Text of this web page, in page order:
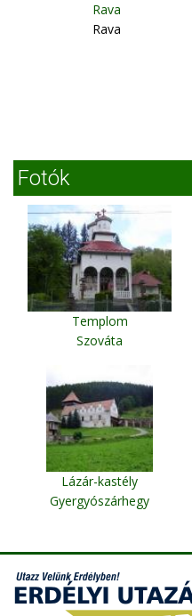
Rava
Rava
Fotók
Templom
Szováta
Lázár-kastély
Gyergyószárhegy